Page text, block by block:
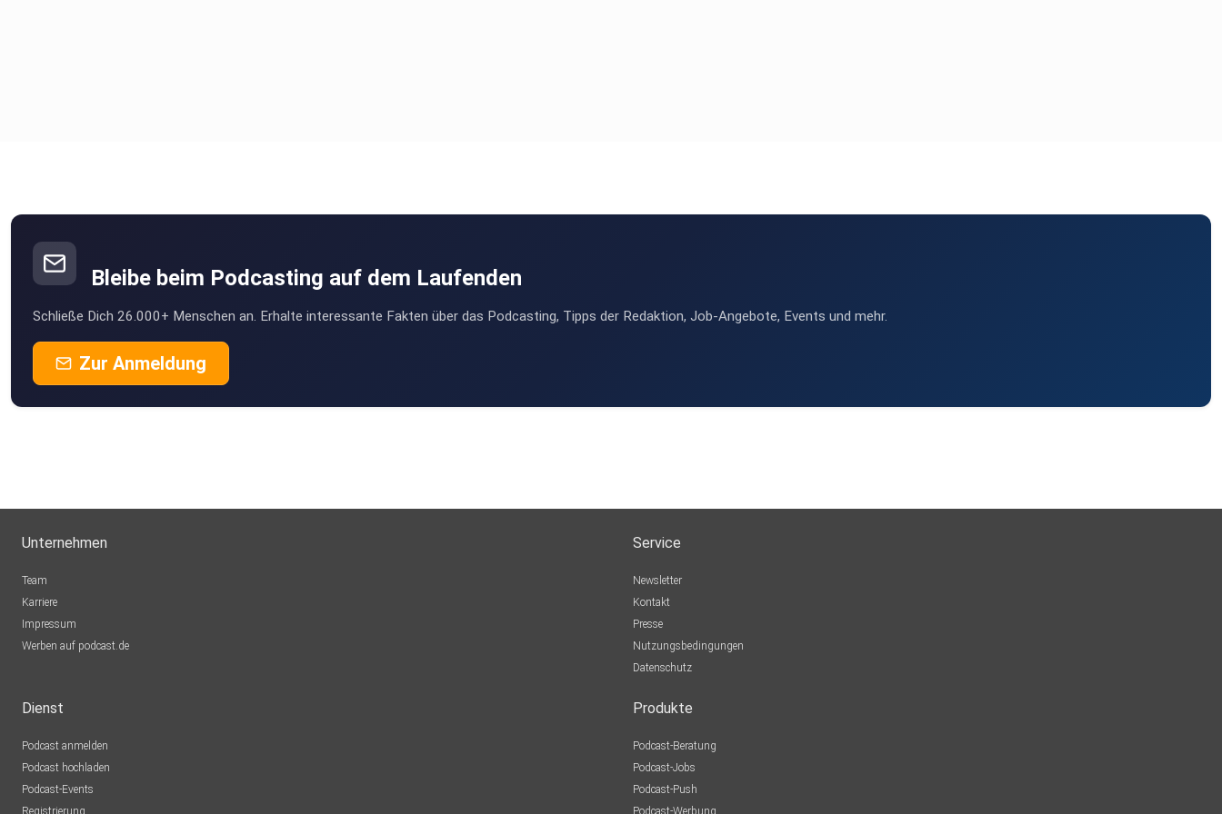
Bleibe beim Podcasting auf dem Laufenden
Schließe Dich 26.000+ Menschen an. Erhalte interessante Fakten über das Podcasting, Tipps der Redaktion, Job-Angebote, Events und mehr.
Zur Anmeldung
Unternehmen
Team
Karriere
Impressum
Werben auf podcast.de
Service
Newsletter
Kontakt
Presse
Nutzungsbedingungen
Datenschutz
Dienst
Podcast anmelden
Podcast hochladen
Podcast-Events
Registrierung
Produkte
Podcast-Beratung
Podcast-Jobs
Podcast-Push
Podcast-Werbung